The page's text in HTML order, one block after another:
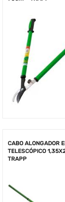
CABO ALONGADOR
TELESCÓPICO
TRAPP